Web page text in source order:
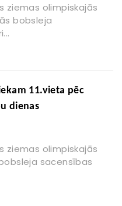
ziemas olimpiskajās
bobsleja
11.vieta pēc
dienas
ziemas olimpiskajās
sacensības